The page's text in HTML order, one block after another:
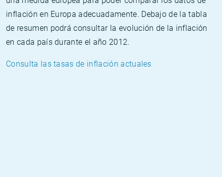
inflación en Europa adecuadamente. Debajo de la tabla
de resumen podrá consultar la evolución de la inflación
en cada país durante el año 2012.
Consulta las tasas de inflación actuales